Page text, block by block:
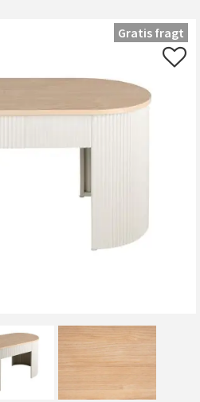
Gratis fragt